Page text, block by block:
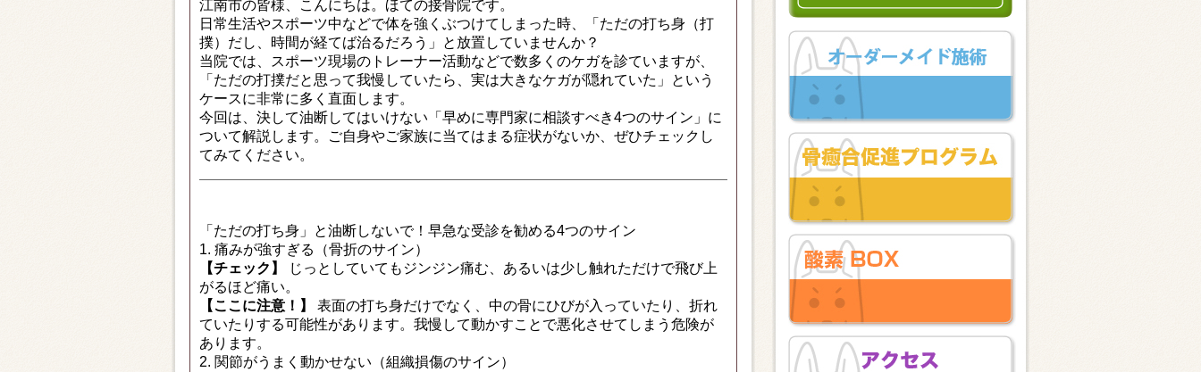
江南市の皆様、こんにちは。ほての接骨院です。
日常生活やスポーツ中などで体を強くぶつけてしまった時、「ただの打ち身（打
撲）だし、時間が経てば治るだろう」と放置していませんか？
当院では、スポーツ現場のトレーナー活動などで数多くのケガを診ていますが、
「ただの打撲だと思って我慢していたら、実は大きなケガが隠れていた」という
ケースに非常に多く直面します。
今回は、決して油断してはいけない「早めに専門家に相談すべき4つのサイン」に
ついて解説します。ご自身やご家族に当てはまる症状がないか、ぜひチェックし
てみてください。
「ただの打ち身」と油断しないで！早急な受診を勧める4つのサイン
1. 痛みが強すぎる（骨折のサイン）
【チェック】
じっとしていてもジンジン痛む、あるいは少し触れただけで飛び上
がるほど痛い。
【ここに注意！】
表面の打ち身だけでなく、中の骨にひびが入っていたり、折れ
ていたりする可能性があります。我慢して動かすことで悪化させてしまう危険が
あります。
2. 関節がうまく動かせない（組織損傷のサイン）